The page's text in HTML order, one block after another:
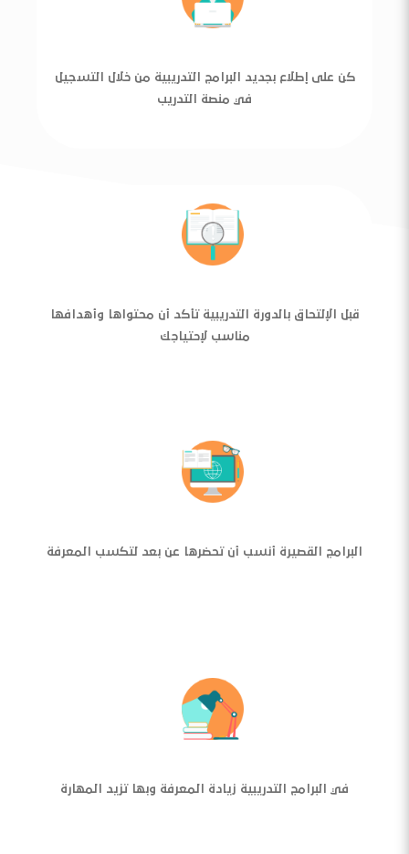
كن على إطلاع بجديد البرامج التدريبية من خلال التسجيل
في منصة التدريب
قبل الإلتحاق بالدورة التدريبية تأكد أن محتواها وأهدافها
مناسب لإحتياجك
البرامج القصيرة أنسب أن تحضرها عن بعد لتكسب المعرفة
في البرامج التدريبية زيادة المعرفة وبها تزيد المهارة